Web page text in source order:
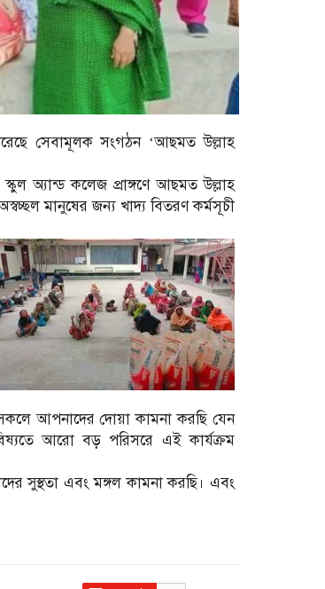
সেবামূলক সংগঠন ‘আছমত উল্লাহ
অ্যান্ড কলেজ প্রাঙ্গণে আছমত উল্লাহ
মানুষের জন্য খাদ্য বিতরণ কর্মসূচী
আপনাদের দোয়া কামনা করছি যেন
আরো বড় পরিসরে এই কার্যক্রম
সুস্থতা এবং মঙ্গল কামনা করছি। এবং